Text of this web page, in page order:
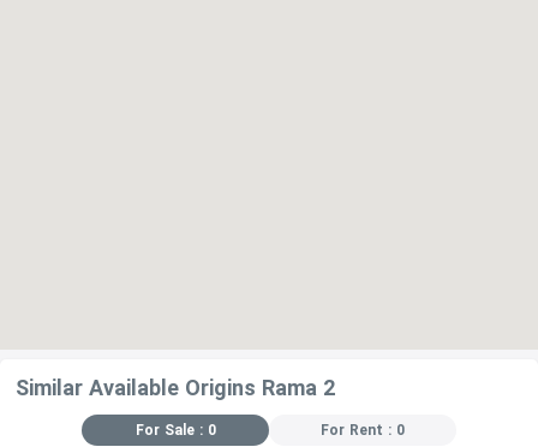
Similar Available Origins Rama 2
For Sale : 0 For Rent : 0